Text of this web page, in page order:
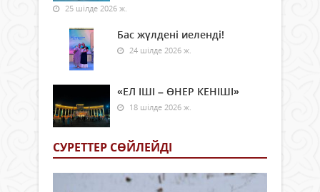
25 шілде 2026 ж.
Бас жүлдені иеленді!
24 шілде 2026 ж.
«ЕЛ ІШІ – ӨНЕР КЕНІШІ»
18 шілде 2026 ж.
СУРЕТТЕР СӨЙЛЕЙДI